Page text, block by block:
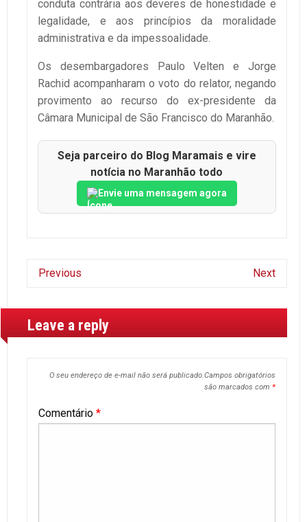
conduta contrária aos deveres de honestidade e
legalidade, e aos princípios da moralidade
administrativa e da impessoalidade.
Os desembargadores Paulo Velten e Jorge
Rachid acompanharam o voto do relator, negando
provimento ao recurso do ex-presidente da
Câmara Municipal de São Francisco do Maranhão.
Seja parceiro do Blog Maramais e vire
notícia no Maranhão todo
Envie uma mensagem agora
Previous Next
Leave a reply
O seu endereço de e-mail não será publicado.Campos obrigatórios
são marcados com *
Comentário *